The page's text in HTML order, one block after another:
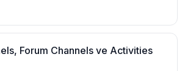
Forum Channels ve Activities